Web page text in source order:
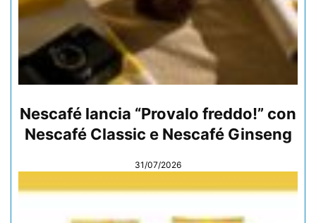
Nescafé lancia “Provalo freddo!” con
Nescafé Classic e Nescafé Ginseng
31/07/2026